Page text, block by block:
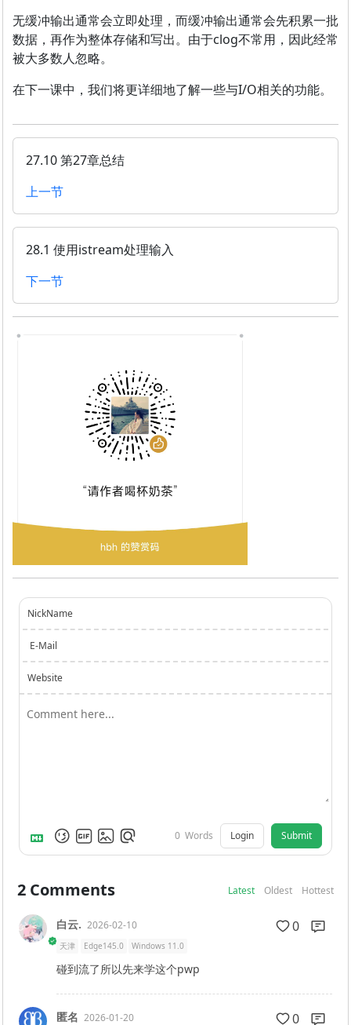
无缓冲输出通常会立即处理，而缓冲输出通常会先积累一批
数据，再作为整体存储和写出。由于clog不常用，因此经常
被大多数人忽略。
在下一课中，我们将更详细地了解一些与I/O相关的功能。
27.10 第27章总结
上一节
28.1 使用istream处理输入
下一节
NickName
E-Mail
Website
0 Words Login Submit
2 Comments Latest Oldest Hottest
白云. 2026-02-10 0
天津 Edge145.0 Windows 11.0
碰到流了所以先来学这个pwp
匿名 2026-01-20 0